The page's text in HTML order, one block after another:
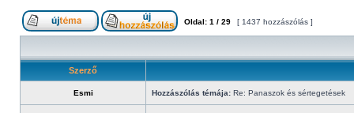
Oldal: 1 / 29 [ 1437 hozzászólás ]
Szerző
Esmi Hozzászólás témája: Re: Panaszok és sértegetések